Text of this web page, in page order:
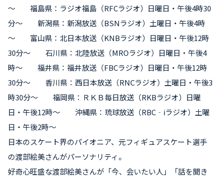
～ 福島県：ラジオ福島（RFCラジオ）日曜日・午後4時30
分～ 新潟県：新潟放送（BSNラジオ）土曜日・午後4時
～ 富山県：北日本放送（KNBラジオ）日曜日・午後12時
30分～ 石川県：北陸放送（MROラジオ）日曜日・午後4
時～ 福井県：福井放送（FBCラジオ）日曜日・午後12時
30分～ 香川県：西日本放送（RNCラジオ）土曜日・午後3
時30分～ 福岡県：ＲＫＢ毎日放送（RKBラジオ）日曜
日・午後12時～ 沖縄県：琉球放送（RBC‐iラジオ）土曜
日・午後2時～
日本のスケート界のパイオニア、元フィギュアスケート選手
の渡部絵美さんがパーソナリティ。
好奇心旺盛な渡部絵美さんが「今、会いたい人」「話を聞き